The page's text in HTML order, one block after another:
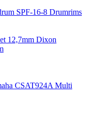
SPF-16-8 Drumrims
Dixon
CSAT924A Multi